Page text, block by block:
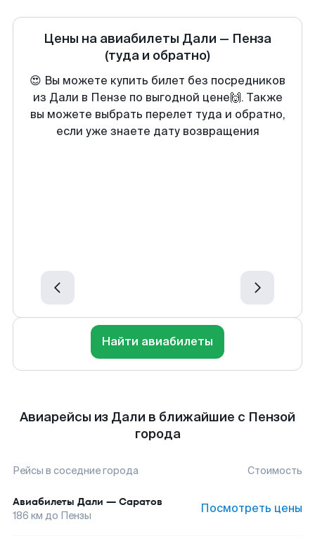
Цены на авиабилеты Дали — Пенза
(туда и обратно)
😍 Вы можете купить билет без посредников
из Дали в Пензе по выгодной цене🙌. Также
вы можете выбрать перелет туда и обратно,
если уже знаете дату возвращения
Найти авиабилеты
Авиарейсы из Дали в ближайшие с Пензой
города
Рейсы в соседние города Стоимость
Авиабилеты Дали — Саратов
186 км до Пензы Посмотреть цены